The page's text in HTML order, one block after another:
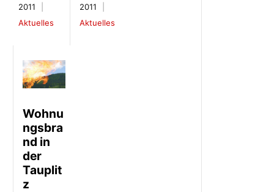
2011
Aktuelles
2011
Aktuelles
Wohnu
ngsbra
nd in
der
Tauplit
z